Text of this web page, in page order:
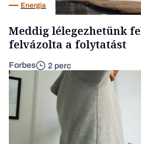
Energia
Meddig lélegezhetünk
felvázolta a folytatást
Forbes 2 perc